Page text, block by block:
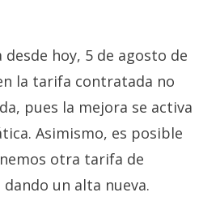
desde hoy, 5 de agosto de
la tarifa contratada no
pues la mejora se activa
Asimismo, es posible
otra tarifa de
un alta nueva.